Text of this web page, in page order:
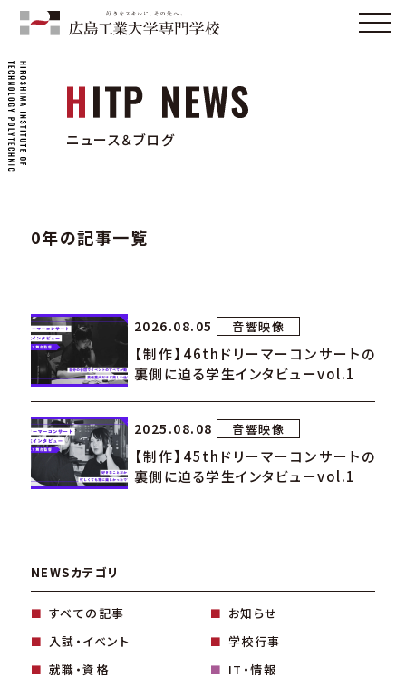
ニュース＆ブログ
0年の記事一覧
2026.08.05 音響映像
【制作】46thドリーマーコンサートの
裏側に迫る学生インタビューvol.1
2025.08.08 音響映像
【制作】45thドリーマーコンサートの
裏側に迫る学生インタビューvol.1
NEWSカテゴリ
すべての記事
お知らせ
入試・イベント
学校行事
就職・資格
IT・情報